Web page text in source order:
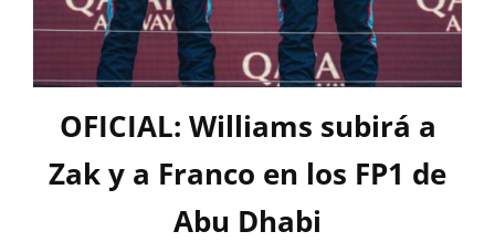
OFICIAL: Williams subirá a
Zak y a Franco en los FP1 de
Abu Dhabi